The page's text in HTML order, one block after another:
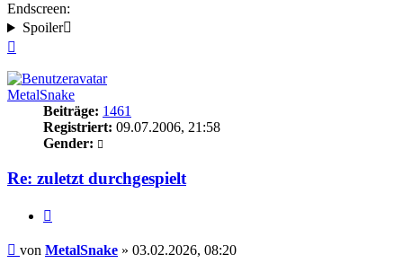
Endscreen:
Spoiler
MetalSnake
Beiträge: 1461
Registriert: 09.07.2006, 21:58
Gender:
Re: zuletzt durchgespielt
Beitrag
von MetalSnake » 03.02.2026, 08:20